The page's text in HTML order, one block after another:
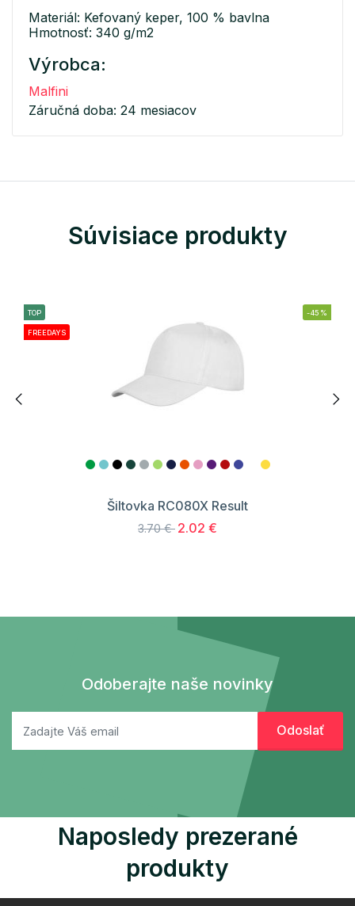
Materiál: Kefovaný keper, 100 % bavlna
Hmotnosť: 340 g/m2
Výrobca:
Malfini
Záručná doba: 24 mesiacov
Súvisiace produkty
TOP
FREEDAYS
-45%
Šiltovka RC080X Result
3.70 € 2.02 €
Odoberajte naše novinky
Naposledy prezerané
produkty